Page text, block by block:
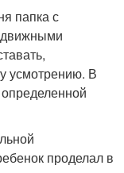
папка с
усмотрению. В
проделал в